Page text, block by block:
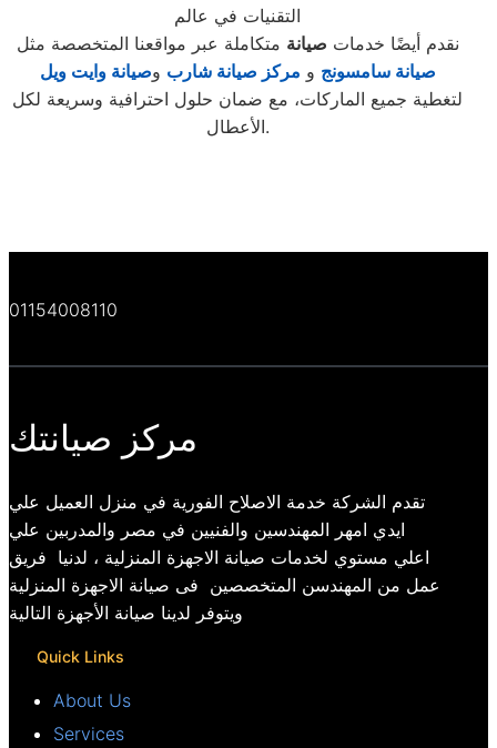
التقنيات في عالم
نقدم أيضًا خدمات صيانة متكاملة عبر مواقعنا المتخصصة مثل
صيانة سامسونج و مركز صيانة شارب وصيانة وايت ويل
لتغطية جميع الماركات، مع ضمان حلول احترافية وسريعة لكل
الأعطال.
01154008110
مركز صيانتك
تقدم الشركة خدمة الاصلاح الفورية في منزل العميل علي
ايدي امهر المهندسين والفنيين في مصر والمدربين علي
اعلي مستوي لخدمات صيانة الاجهزة المنزلية ، لدنيا فريق
عمل من المهندسن المتخصصين فى صيانة الاجهزة المنزلية
ويتوفر لدينا صيانة الأجهزة التالية
Quick Links
About Us
Services